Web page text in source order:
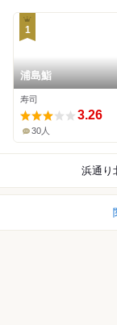
1
浦島鮨
寿司
3.26
30人
浜通り